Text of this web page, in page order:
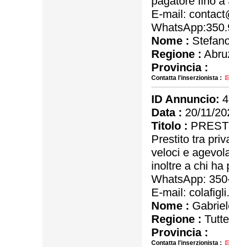
E-mail:
Nome :
Regione :
Provincia :
Contatta l'inserzionista :
ID Annuncio:
Data : 20/11/
Titolo :
Prestito tra
veloci e
inoltre a chi ha
WhatsApp:
E-mail:
Nome :
Regione :
Provincia :
Contatta l'inserzionista :